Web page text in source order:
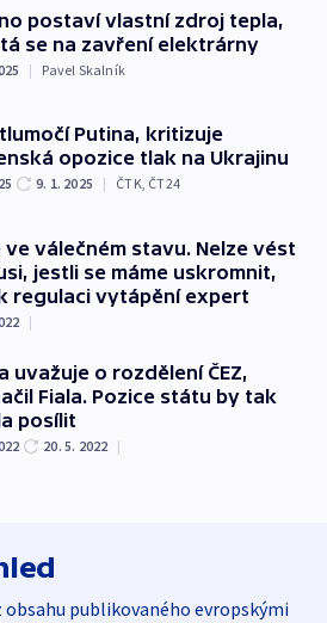
postaví vlastní zdroj tepla,
se na zavření elektrárny
| Pavel Skalník
Putina, kritizuje
opozice tlak na Ukrajinu
9. 1. 2025 | ČTK, ČT24
ve válečném stavu. Nelze vést
jestli se máme uskromnit,
regulaci vytápění expert
|
uvažuje o rozdělení ČEZ,
Fiala. Pozice státu by tak
posílit
20. 5. 2022 |
obsahu publikovaného evropskými